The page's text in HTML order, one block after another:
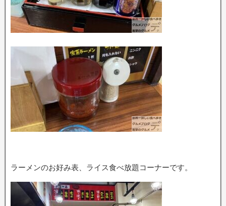
ラーメンのお好み表、ライス食べ放題コーナーです。